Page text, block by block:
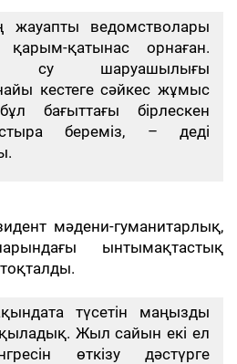
жауапты ведомстволары
қатынас орнаған.
су шаруашылығы
кестеге сәйкес жұмыс
бағыттағы бірлескен
береміз, – деді
мәдени-гуманитарлық,
ынтымақтастық
түсетін маңызды
Жыл сайын екі ел
өткізу дәстүрге